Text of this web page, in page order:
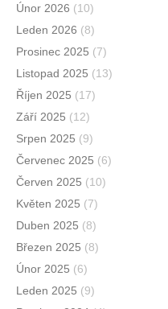
Únor 2026 (10)
Leden 2026 (8)
Prosinec 2025 (7)
Listopad 2025 (13)
Říjen 2025 (17)
Září 2025 (12)
Srpen 2025 (9)
Červenec 2025 (6)
Červen 2025 (10)
Květen 2025 (7)
Duben 2025 (8)
Březen 2025 (8)
Únor 2025 (6)
Leden 2025 (9)